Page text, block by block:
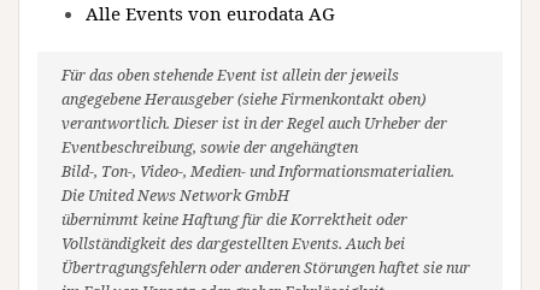
Alle Events von eurodata AG
Für das oben stehende Event ist allein der jeweils
angegebene Herausgeber (siehe Firmenkontakt oben)
verantwortlich. Dieser ist in der Regel auch Urheber der
Eventbeschreibung, sowie der angehängten
Bild-, Ton-, Video-, Medien- und Informationsmaterialien.
Die United News Network GmbH
übernimmt keine Haftung für die Korrektheit oder
Vollständigkeit des dargestellten Events. Auch bei
Übertragungsfehlern oder anderen Störungen haftet sie nur